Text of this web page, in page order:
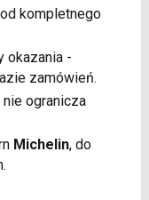
kompletnego
okazania -
zamówień.
nie ogranicza
Michelin, do